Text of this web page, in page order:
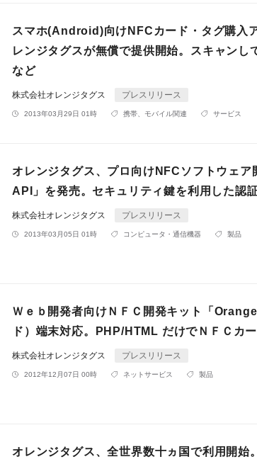
スマホ(Android)向けNFCカード・タグ購入
レンジタグスが無償で提供開始。スキャンし
など
株式会社オレンジタグス プレスリリース
2013年03月29日 01時 携帯、モバイル関連 サービス
オレンジタグス、プロ向けNFCソフトウェ
API」を発売。セキュリティ鍵を利用した認
株式会社オレンジタグス プレスリリース
2013年03月05日 01時 コンピュータ・通信機器 製品
Ｗｅｂ開発者向けＮＦＣ開発キット「
ド）端末対応。PHP/HTML だけでＮＦＣカ
株式会社オレンジタグス プレスリリース
2012年12月07日 00時 ネットサービス 製品
オレンジタグス、全世界数十ヵ国で利用開